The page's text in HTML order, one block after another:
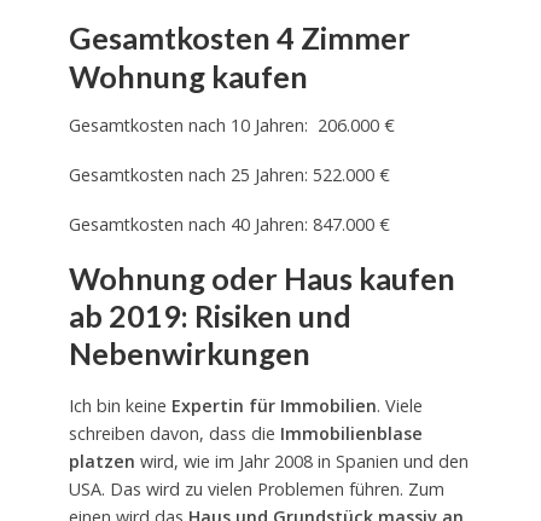
Gesamtkosten 4 Zimmer
Wohnung kaufen
Gesamtkosten nach 10 Jahren: 206.000 €
Gesamtkosten nach 25 Jahren: 522.000 €
Gesamtkosten nach 40 Jahren: 847.000 €
Wohnung oder Haus kaufen
ab 2019: Risiken und
Nebenwirkungen
Ich bin keine Expertin für Immobilien. Viele
schreiben davon, dass die Immobilienblase
platzen wird, wie im Jahr 2008 in Spanien und den
USA. Das wird zu vielen Problemen führen. Zum